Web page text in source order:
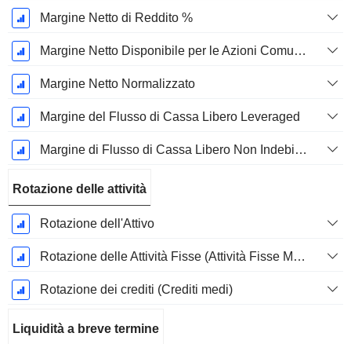
Margine Netto di Reddito %
Margine Netto Disponibile per le Azioni Comuni %
Margine Netto Normalizzato
Margine del Flusso di Cassa Libero Leveraged
Margine di Flusso di Cassa Libero Non Indebitato
Rotazione delle attività
Rotazione dell'Attivo
Rotazione delle Attività Fisse (Attività Fisse Medie)
Rotazione dei crediti (Crediti medi)
Liquidità a breve termine